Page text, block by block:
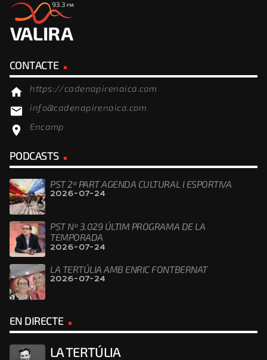
CONTACTE
home https://cadenapirenaica.com
email info@cadenapirenaica.com
location_on Encamp
PODCASTS
PST 2ª PART AGENDA CULTURAL I ESPORTIVA
2026-07-24
PST Nº 3.029 ÚLTIM PROGRAMA DE LA
TEMPORADA
2026-07-24
LA TERTÚLIA AMB ENRIC FONTBERNAT
2026-07-24
EN DIRECTE
LA TERTÚLIA